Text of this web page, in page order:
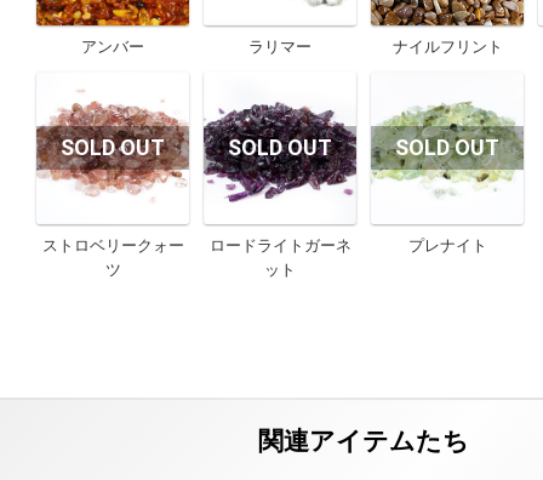
アンバー ラリマー ナイルフリント
ストロベリークォー
ツ
ロードライトガーネ
ット
プレナイト